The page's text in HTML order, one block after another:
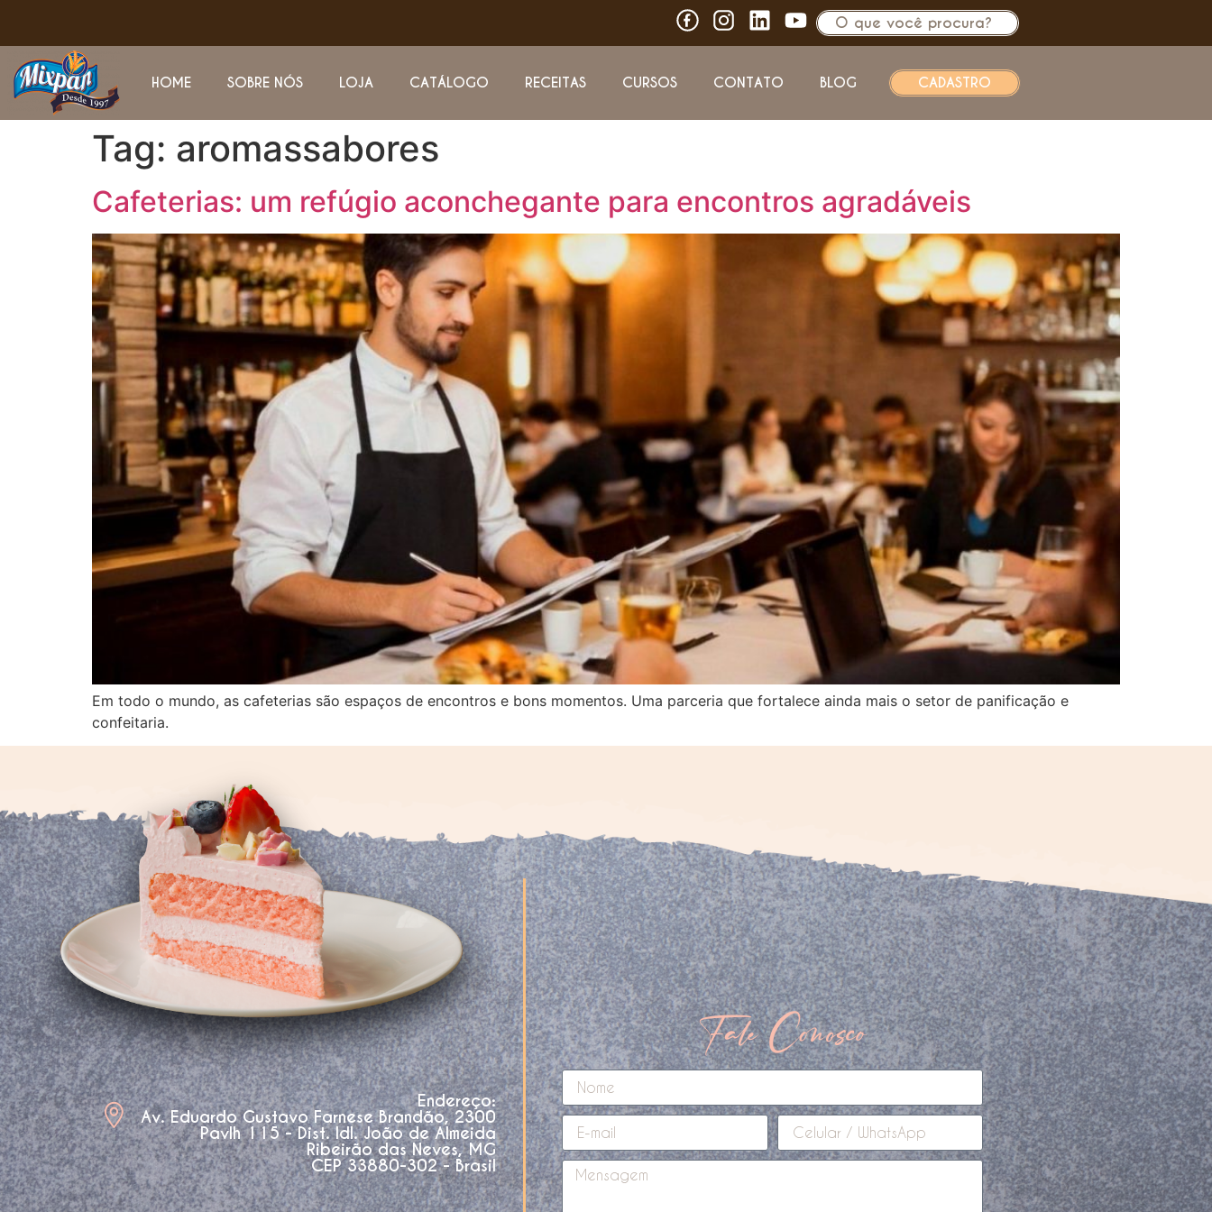
HOME SOBRE NÓS LOJA CATÁLOGO RECEITAS CURSOS CONTATO BLOG CADASTRO
Tag: aromassabores
Cafeterias: um refúgio aconchegante para encontros agradáveis
Em todo o mundo, as cafeterias são espaços de encontros e bons momentos. Uma parceria que fortalece ainda mais o setor de panificação e
confeitaria.
Endereço:
Av. Eduardo Gustavo Farnese Brandão, 2300
Pavlh 115 - Dist. Idl. João de Almeida
Ribeirão das Neves, MG
CEP 33880-302 - Brasil
Fale Conosco